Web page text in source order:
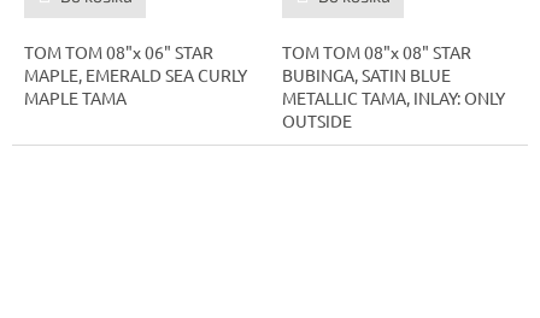
TOM TOM 08"x 06" STAR
MAPLE, EMERALD SEA CURLY
MAPLE TAMA
TOM TOM 08"x 08" STAR
BUBINGA, SATIN BLUE
METALLIC TAMA, INLAY: ONLY
OUTSIDE